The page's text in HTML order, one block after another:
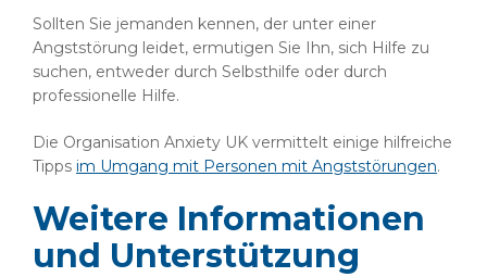
Sollten Sie jemanden kennen, der unter einer
Angststörung leidet, ermutigen Sie Ihn, sich Hilfe zu
suchen, entweder durch Selbsthilfe oder durch
professionelle Hilfe.
Die Organisation Anxiety UK vermittelt einige hilfreiche
Tipps im Umgang mit Personen mit Angststörungen.
Weitere Informationen
und Unterstützung